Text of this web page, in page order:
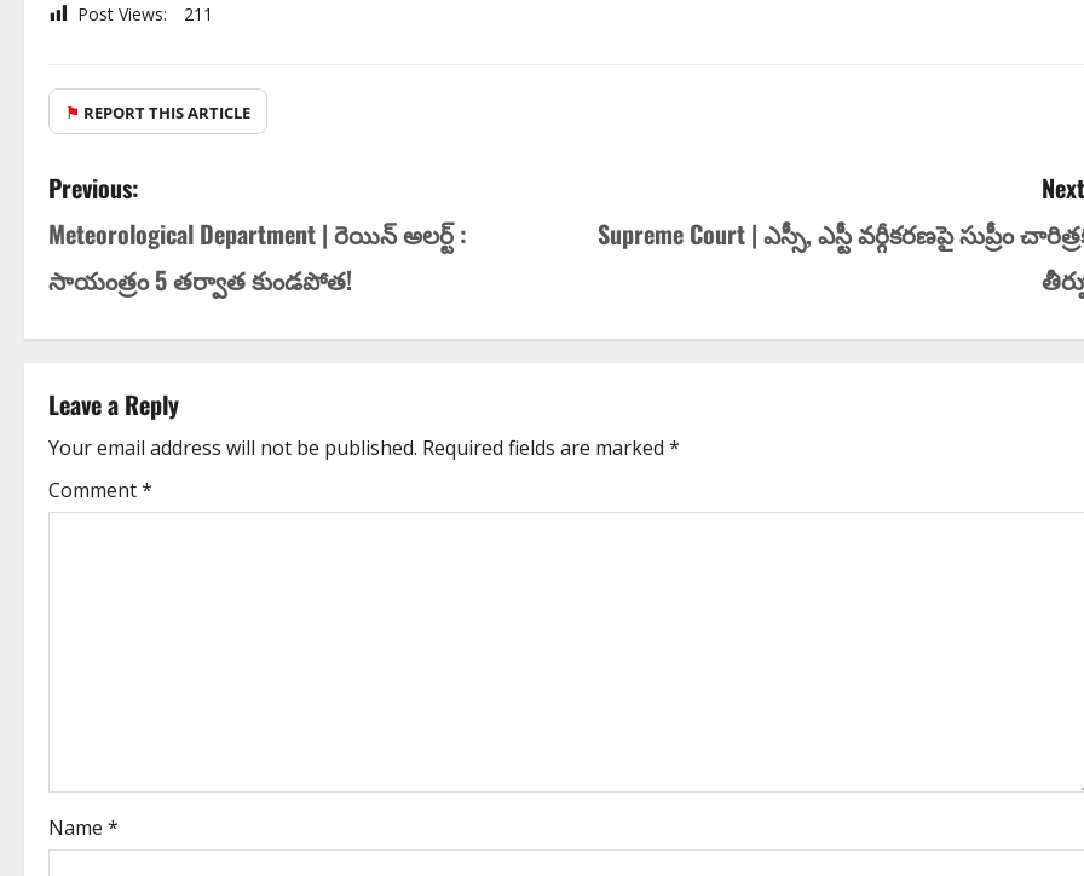
Post Views: 211
⚑ REPORT THIS ARTICLE
Previous:
Meteorological Department | రెయిన్ అల‌ర్ట్ :
సాయంత్రం 5 త‌ర్వాత కుండ‌పోత‌!
Supreme Court | ఎస్సీ, ఎస్టీ వ‌ర్గీక‌ర‌ణ‌పై సుప్రీం
Leave a Reply
Your email address will not be published. Required fields are marked *
Comment*
Name *